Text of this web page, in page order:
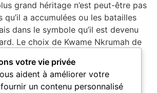
grand héritage n’est peut-être pas
qu’il a accumulées ou les batailles
dans le symbole qu’il est devenu
Le choix de Kwame Nkrumah de
d’après cet empire
rappel de la grandeur passée
a rattaché la quête moderne de
développement à une histoire de
votre vie privée
aident à améliorer votre
un contenu personnalisé